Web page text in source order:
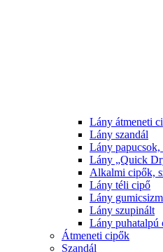
Lány átmeneti
Lány szandál
Lány
Lány „Quick
Alkalmi cipők,
Lány téli cipő
Lány
Lány szupinált
Lány puhatalpú
Átmeneti cipők
Szandál